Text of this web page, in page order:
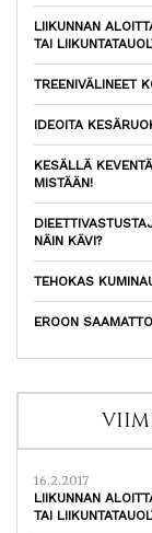
LIIKUNNAN
TAI
TREENIVÄLINEET
IDEOITA
KESÄLLÄ
MISTÄÄN!
NÄIN KÄVI?
TEHOKAS
EROON
16.2.2017
LIIKUNNAN
TAI